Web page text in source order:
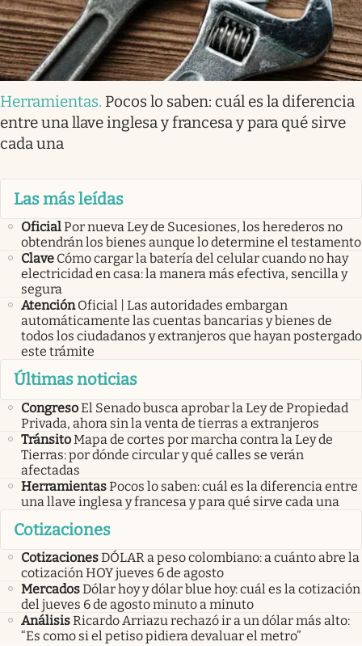
Herramientas. Pocos lo saben: cuál es la diferencia
entre una llave inglesa y francesa y para qué sirve
cada una
Las más leídas
OficialPor nueva Ley de Sucesiones, los herederos no
obtendrán los bienes aunque lo determine el testamento
Clave Cómo cargar la batería del celular cuando no hay
electricidad en casa: la manera más efectiva, sencilla y
segura
Atención Oficial | Las autoridades embargan
automáticamente las cuentas bancarias y bienes de
todos los ciudadanos y extranjeros que hayan postergado
este trámite
Últimas noticias
CongresoEl Senado busca aprobar la Ley de Propiedad
Privada, ahora sin la venta de tierras a extranjeros
TránsitoMapa de cortes por marcha contra la Ley de
Tierras: por dónde circular y qué calles se verán
afectadas
HerramientasPocos lo saben: cuál es la diferencia entre
una llave inglesa y francesa y para qué sirve cada una
Cotizaciones
CotizacionesDÓLAR a peso colombiano: a cuánto abre la
cotización HOY jueves 6 de agosto
MercadosDólar hoy y dólar blue hoy: cuál es la cotización
del jueves 6 de agosto minuto a minuto
AnálisisRicardo Arriazu rechazó ir a un dólar más alto:
“Es como si el petiso pidiera devaluar el metro”